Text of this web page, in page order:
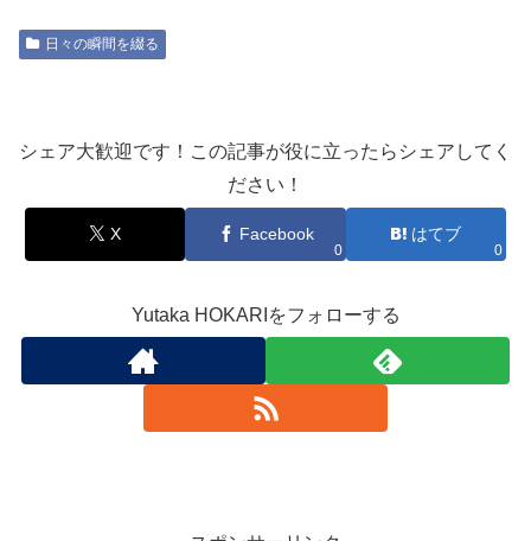
日々の瞬間を綴る
シェア大歓迎です！この記事が役に立ったらシェアしてく
ださい！
X Facebook
0
はてブ
0
Yutaka HOKARIをフォローする